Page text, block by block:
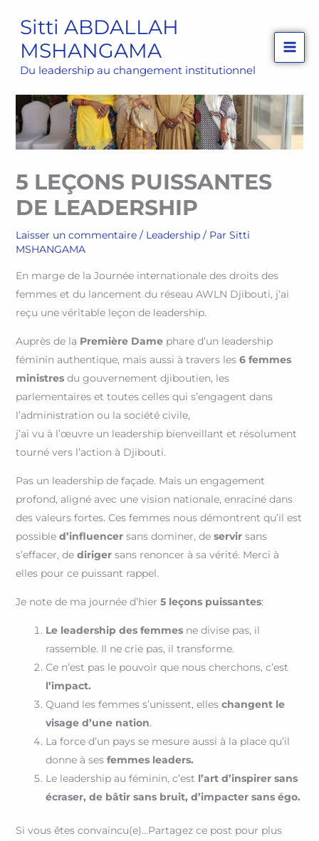
contenu
Sitti ABDALLAH
MSHANGAMA
Du leadership au changement institutionnel
5 LEÇONS PUISSANTES
DE LEADERSHIP
Laisser un commentaire / Leadership/ Par Sitti
MSHANGAMA
En marge de la Journée internationale des droits des
femmes et du lancement du réseau AWLN Djibouti, j’ai
reçu une véritable leçon de leadership.
Auprès de la Première Damephare d’un leadership
féminin authentique, mais aussi à travers les 6 femmes
ministres du gouvernement djiboutien, les
parlementaires et toutes celles qui s’engagent dans
l’administration ou la société civile,
j’ai vu à l’œuvre un leadership bienveillant et résolument
tourné vers l’action à Djibouti.
Pas un leadership de façade. Mais un engagement
profond, aligné avec une vision nationale, enraciné dans
des valeurs fortes. Ces femmes nous démontrent qu’il est
possible d’influencer sans dominer, de servir sans
s’effacer, de diriger sans renoncer à sa vérité. Merci à
elles pour ce puissant rappel.
Je note de ma journée d’hier 5 leçons puissantes:
Le leadership des femmesne divise pas, il
rassemble. Il ne crie pas, il transforme.
Ce n’est pas le pouvoir que nous cherchons, c’est
l’impact.
Quand les femmes s’unissent, elles changent le
visage d’une nation.
La force d’un pays se mesure aussi à la place qu’il
donne à ses femmes leaders.
Le leadership au féminin, c’est l’art d’inspirer sans
écraser, de bâtir sans bruit, d’impacter sans égo.
Si vous êtes convaincu(e)…Partagez ce post pour plus